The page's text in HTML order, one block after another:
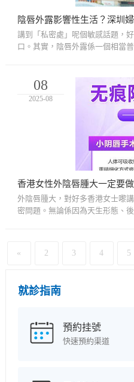
陰唇外露影響性生活？深圳
講到「私密處」呢個敏感話題，
口。其實，陰唇外露係一個相當
08
2025-08
香港女性外陰唇腫大一定要
外陰唇腫大，對好多香港女士嚟
密問題。無論係因為天生形態、
« 2 3 4 5
就診指南
預約挂號
快速預約渠道